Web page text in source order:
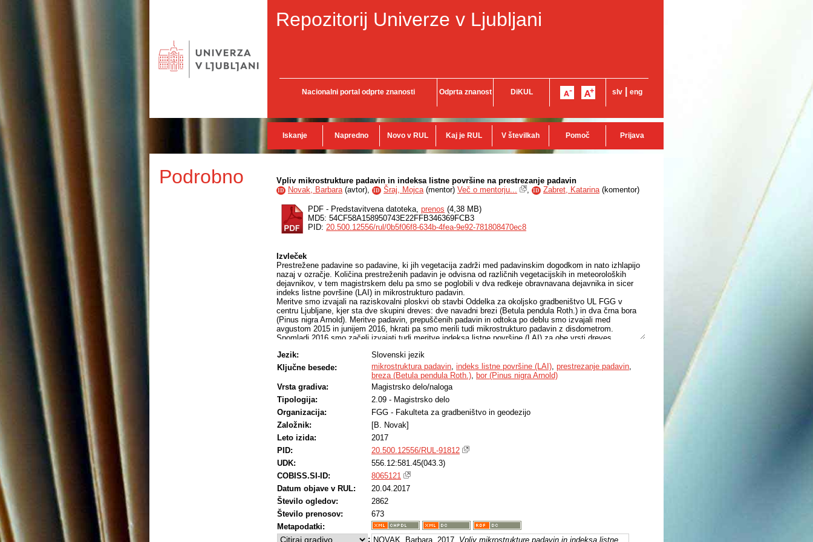
Repozitorij Univerze v Ljubljani
Nacionalni portal odprte znanosti Odprta znanost DiKUL slv eng
Iskanje Napredno Novo v RUL Kaj je RUL V številkah Pomoč Prijava
Podrobno Vpliv mikrostrukture padavin in indeksa listne površine na prestrezanje padavin
ID Novak, Barbara(avtor), ID Šraj, Mojca(mentor) Več o mentorju... , ID Zabret, Katarina(komentor)
PDF - Predstavitvena datoteka, prenos (4,38 MB)
MD5: 54CF58A158950743E22FFB346369FCB3
PID: 20.500.12556/rul/0b5f06f8-634b-4fea-9e92-781808470ec8
Izvleček
Prestrežene padavine so padavine, ki jih vegetacija zadrži med padavinskim dogodkom in nato izhlapijo
nazaj v ozračje. Količina prestreženih padavin je odvisna od različnih vegetacijskih in meteoroloških
dejavnikov, v tem magistrskem delu pa smo se poglobili v dva redkeje obravnavana dejavnika in sicer
indeks listne površine (LAI) in mikrostrukturo padavin.
Meritve smo izvajali na raziskovalni ploskvi ob stavbi Oddelka za okoljsko gradbeništvo UL FGG v
centru Ljubljane, kjer sta dve skupini dreves: dve navadni brezi (Betula pendula Roth.) in dva črna bora
(Pinus nigra Arnold). Meritve padavin, prepuščenih padavin in odtoka po deblu smo izvajali med
avgustom 2015 in junijem 2016, hkrati pa smo merili tudi mikrostrukturo padavin z disdometrom.
Spomladi 2016 smo začeli izvajati tudi meritve indeksa listne površine (LAI) za obe vrsti dreves.
obdobju povečal iz 1 na 2,5. Pri boru pa spremembe niso bile tako očitne, vrednosti so med 1,5 in 2,2.
Rezultati so pokazali, da je breza v obravnavanemu obdobju prestregla 19,2 % vseh padavin, bor pa 38,2
% vseh padavin. Na prestrezanje najbolj vpliva skupna količina padavin, vendar je za dogodke z isto
količino padavin delež prestreženih padavin lahko različen zaradi mikrostrukture padavin (velikost in
hitrost kapljic) in LAI ter s tem povezane skladiščne zmogljivost krošnje. Drevesa prestrežejo več, ko so
kapljice manjše in počasnejše ter ko ima drevo visok LAI.
Jezik:
Slovenski jezik
Ključne besede:
mikrostruktura padavin, indeks listne površine (LAI), prestrezanje padavin,
breza (Betula pendula Roth.), bor (Pinus nigra Arnold)
Vrsta gradiva:
Magistrsko delo/naloga
Tipologija:
2.09 - Magistrsko delo
Organizacija:
FGG - Fakulteta za gradbeništvo in geodezijo
Založnik:
[B. Novak]
Leto izida:
2017
PID:
20.500.12556/RUL-91812
UDK:
556.12:581.45(043.3)
COBISS.SI-ID:
8065121
Datum objave v RUL:
20.04.2017
Število ogledov:
2862
Število prenosov:
673
Metapodatki:
: NOVAK, Barbara, 2017, Vpliv mikrostrukture padavin in indeksa listne